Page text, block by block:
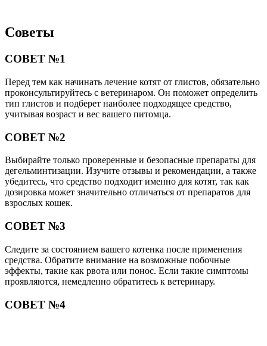
Советы
СОВЕТ №1
Перед тем как начинать лечение котят от глистов, обязательно
проконсультируйтесь с ветеринаром. Он поможет определить
тип глистов и подберет наиболее подходящее средство,
учитывая возраст и вес вашего питомца.
СОВЕТ №2
Выбирайте только проверенные и безопасные препараты для
дегельминтизации. Изучите отзывы и рекомендации, а также
убедитесь, что средство подходит именно для котят, так как
дозировка может значительно отличаться от препаратов для
взрослых кошек.
СОВЕТ №3
Следите за состоянием вашего котенка после применения
средства. Обратите внимание на возможные побочные
эффекты, такие как рвота или понос. Если такие симптомы
проявляются, немедленно обратитесь к ветеринару.
СОВЕТ №4